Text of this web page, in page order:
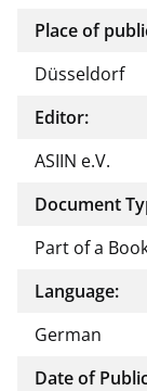
Place of
Düsseldorf
Editor:
ASIIN e.V.
Document
Part of a
Language:
German
Date of